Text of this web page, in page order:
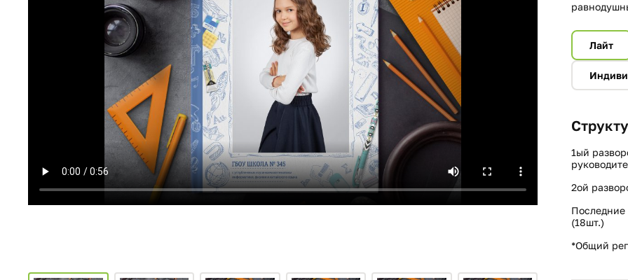
Лайт
1ый
2ой
Последние
(18шт.)
*Общий